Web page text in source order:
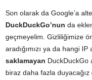
Son olarak da Google’a
DuckDuckGo’nun da
geçmeyelim. Gizliliğimize
aradığımızı ya da hangi
saklamayan DuckDuckGo
biraz daha fazla duyacağız